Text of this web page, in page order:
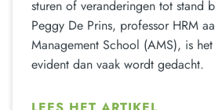
sturen of veranderingen tot stand
Peggy De Prins, professor HRM
Management School (AMS), is
evident dan vaak wordt gedacht.